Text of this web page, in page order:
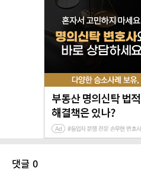
댓글 0